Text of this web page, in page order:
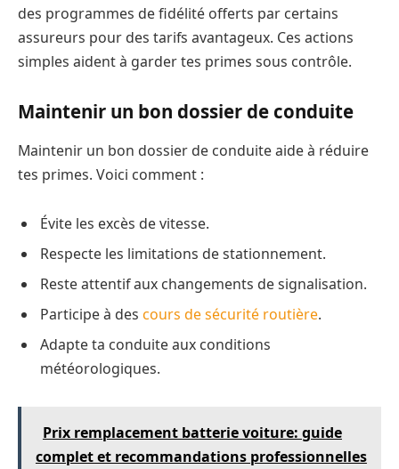
des programmes de fidélité offerts par certains
assureurs pour des tarifs avantageux. Ces actions
simples aident à garder tes primes sous contrôle.
Maintenir un bon dossier de conduite
Maintenir un bon dossier de conduite aide à réduire
tes primes. Voici comment :
Évite les excès de vitesse.
Respecte les limitations de stationnement.
Reste attentif aux changements de signalisation.
Participe à des cours de sécurité routière.
Adapte ta conduite aux conditions
météorologiques.
Prix remplacement batterie voiture: guide
complet et recommandations professionnelles